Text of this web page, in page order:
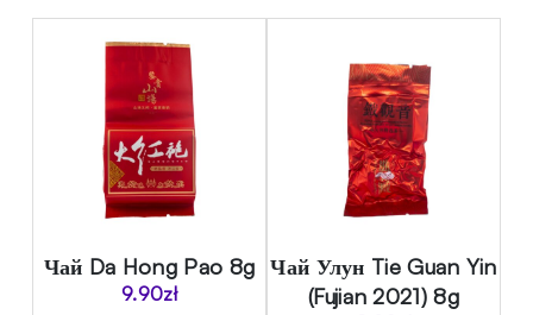
Чай Da Hong Pao 8g
9.90zł
Чай Улун Tie Guan Yin
(Fujian 2021) 8g